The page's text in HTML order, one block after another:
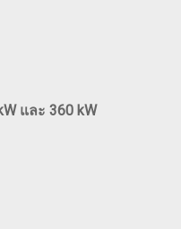
และ 360 kW